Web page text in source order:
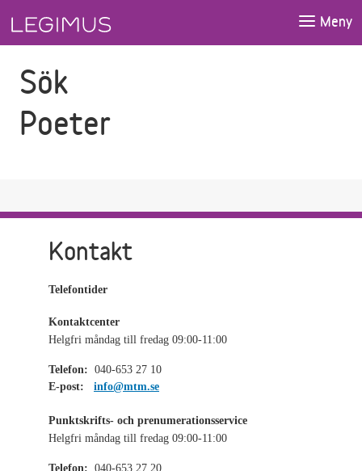
Meny
Sök
Poeter
Kontakt
Telefontider
Kontaktcenter
Helgfri måndag till fredag 09:00-11:00
Telefon: 040-653 27 10
E-post:
info@mtm.se
Punktskrifts- och prenumerationsservice
Helgfri måndag till fredag 09:00-11:00
Telefon: 040-653 27 20